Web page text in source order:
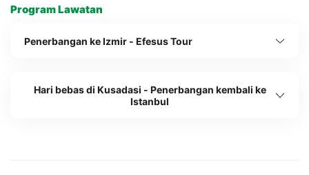
Program Lawatan
Penerbangan ke Izmir - Efesus Tour
Hari bebas di Kusadasi - Penerbangan kembali ke
Istanbul